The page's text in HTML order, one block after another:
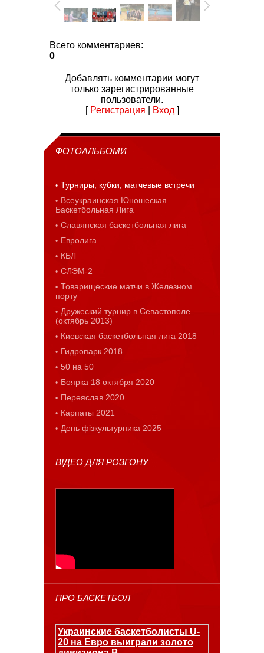
Всего комментариев:
0
Добавлять комментарии могут
только зарегистрированные
пользователи.
[ Регистрация Вход ]
ФОТОАЛЬБОМИ
Турниры, кубки, матчевые встречи
Всеукраинская Юношеская
Баскетбольная Лига
Славянская баскетбольная лига
Евролига
КБЛ
СЛЭМ-2
Товарищеские матчи в Железном
порту
Дружеский турнир в Севастополе
(октябрь 2013)
Киевская баскетбольная лига 2018
Гидропарк 2018
50 на 50
Боярка 18 октября 2020
Переяслав 2020
Карпаты 2021
День фізкультурника 2025
ВІДЕО ДЛЯ РОЗГОНУ
ПРО БАСКЕТБОЛ
Украинские баскетболисты U-
20 на Евро выиграли золото